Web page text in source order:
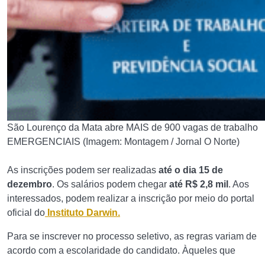
São Lourenço da Mata abre MAIS de 900 vagas de trabalho
EMERGENCIAIS (Imagem: Montagem / Jornal O Norte)
As inscrições podem ser realizadas até o dia 15 de
dezembro. Os salários podem chegar até R$ 2,8 mil . Aos
interessados, podem realizar a inscrição por meio do portal
oficial do Instituto Darwin.
Para se inscrever no processo seletivo, as regras variam de
acordo com a escolaridade do candidato. Àqueles que